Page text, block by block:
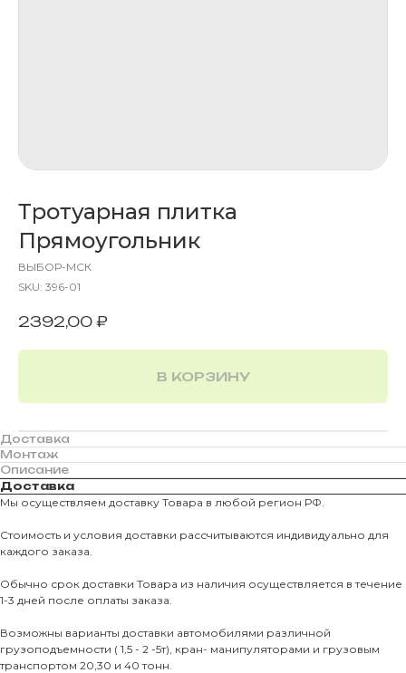
Тротуарная плитка
Прямоугольник
ВЫБОР-МСК
SKU: 396-01
2392,00 ₽
В КОРЗИНУ
Доставка
Монтаж
Описание
Доставка
Мы осуществляем доставку Товара в любой регион РФ.
Стоимость и условия доставки рассчитываются индивидуально для
каждого заказа.
Обычно срок доставки Товара из наличия осуществляется в течение
1-3 дней после оплаты заказа.
Возможны варианты доставки автомобилями различной
грузоподъемности ( 1,5 - 2 -5т), кран- манипуляторами и грузовым
транспортом 20,30 и 40 тонн.